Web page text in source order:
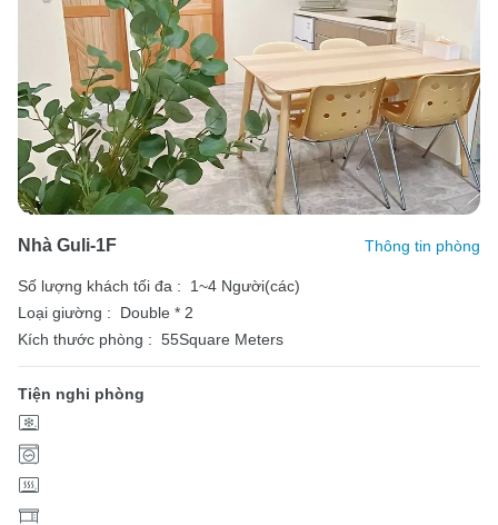
Nhà Guli-1F Thông tin phòng
Số lượng khách tối đa :
1~4 Người(các)
Loại giường :
Double * 2
Kích thước phòng : 55Square Meters
Tiện nghi phòng